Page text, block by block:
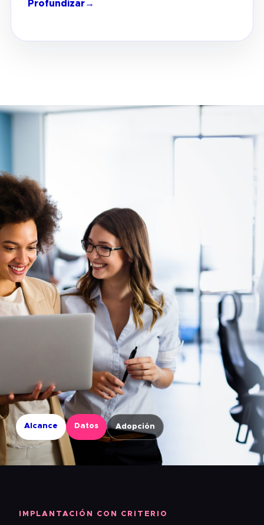
Profundizar→
Alcance Datos Adopción
IMPLANTACIÓN CON CRITERIO